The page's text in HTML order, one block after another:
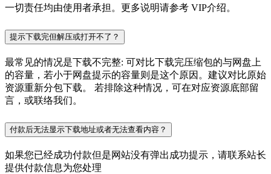
一切责任均由使用者承担。更多说明请参考 VIP介绍。
提示下载完但解压或打开不了？
最常见的情况是下载不完整: 可对比下载完压缩包的与网盘上
的容量，若小于网盘提示的容量则是这个原因。建议对比原始
资源重新分包下载。 若排除这种情况，可在对应资源底部留
言，或联络我们。
付款后无法显示下载地址或者无法查看内容？
如果您已经成功付款但是网站没有弹出成功提示，请联系站长
提供付款信息为您处理